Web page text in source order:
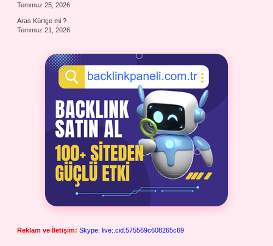
Temmuz 25, 2026
Aras Kürtçe mi ?
Temmuz 21, 2026
Reklam ve İletişim: Skype: live:.cid.575569c608265c69